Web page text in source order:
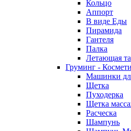
Кольцо
Аппорт
В виде Еды
Пирамида
Гантеля
Палка
Летающая
Груминг -
Машинки
Щетка
Пуходерка
Щетка
Расческа
Шампунь